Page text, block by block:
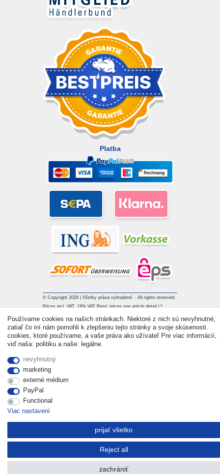
Platba
© Copyright 2026 | Všetky práva vyhradené. - All rights reserved.
Prices incl. VAT. 19% VAT Basic prices see article detail | *
Applies to deliveries to the UK!
Používame cookies na našich stránkach. Niektoré z nich sú nevyhnutné,
zatiaľ čo iní nám pomohli k zlepšeniu tejto stránky a svoje skúsenosti.
cookies, ktoré používame, a vaše práva ako užívateľ Pre viac informácií,
viď naša: politiku a naše: legálne.
nevyhnutný
marketing
externé médium
PayPal
Functional
Viac nastavení
prijať všetko
Reject all
zachrániť
Withdraw from contract here